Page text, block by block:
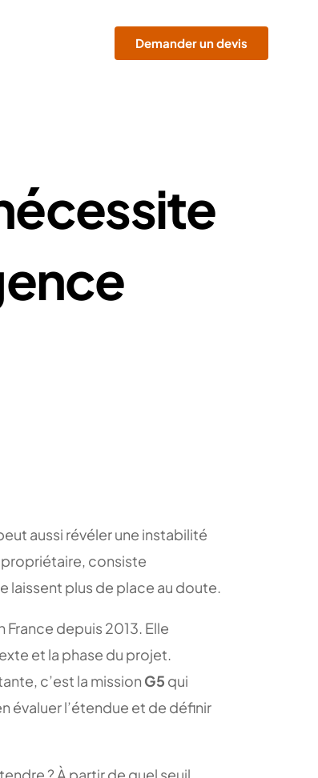
Demander un devis
aussi révéler une instabilité
consiste
laissent plus de place au doute.
depuis 2013. Elle
et la phase du projet.
c’est la mission G5 qui
évaluer l’étendue et de définir